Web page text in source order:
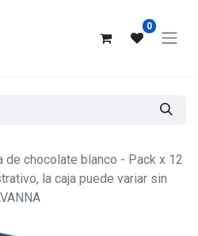
0
de chocolate blanco - Pack x 12
la caja puede variar sin